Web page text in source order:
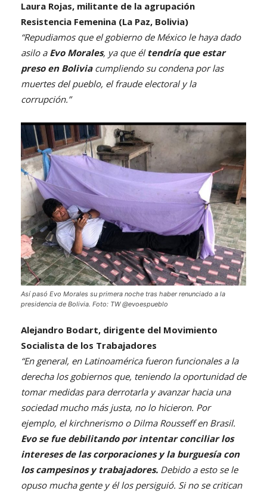
Laura Rojas, militante de la agrupación
Resistencia Femenina (La Paz, Bolivia)
“Repudiamos que el gobierno de México le haya dado
asilo a Evo Morales, ya que él tendría que estar
preso en Boliviacumpliendo su condena por las
muertes del pueblo, el fraude electoral y la
corrupción.”
Así pasó Evo Morales su primera noche tras haber renunciado a la
presidencia de Bolivia. Foto: TW @evoespueblo
Alejandro Bodart, dirigente del Movimiento
Socialista de los Trabajadores
“En general, en Latinoamérica fueron funcionales a la
derecha los gobiernos que, teniendo la oportunidad de
tomar medidas para derrotarla y avanzar hacia una
sociedad mucho más justa, no lo hicieron. Por
ejemplo, el kirchnerismo o Dilma Rousseff en Brasil.
Evo se fue debilitando por intentar conciliar los
intereses de las corporaciones y la burguesía con
los campesinos y trabajadores. Debido a esto se le
opuso mucha gente y él los persiguió. Si no se critican